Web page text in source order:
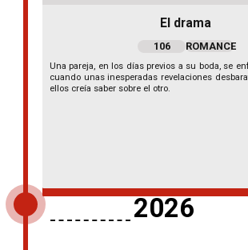
El drama
106 ROMANCE
Una pareja, en los días previos a su boda, se
cuando unas inesperadas revelaciones
ellos creía saber sobre el otro.
2026